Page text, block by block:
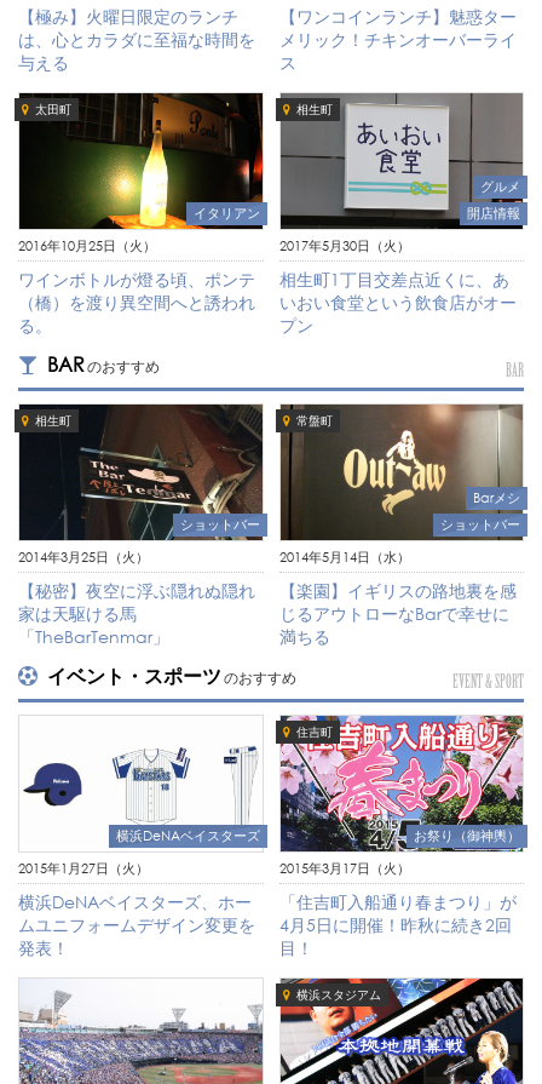
【極み】火曜日限定のランチ
は、心とカラダに至福な時間を
与える
【ワンコインランチ】魅惑ター
メリック！チキンオーバーライ
ス
太田町
イタリアン
2016年10月25日（火）
ワインボトルが燈る頃、ポンテ
（橋）を渡り異空間へと誘われ
る。
相生町
グルメ
開店情報
2017年5月30日（火）
相生町1丁目交差点近くに、あ
いおい食堂という飲食店がオー
プン
BARのおすすめ BAR
相生町
ショットバー
2014年3月25日（火）
【秘密】夜空に浮ぶ隠れぬ隠れ
家は天駆ける馬
「TheBarTenmar」
常盤町
Barメシ
ショットバー
2014年5月14日（水）
【楽園】イギリスの路地裏を感
じるアウトローなBarで幸せに
満ちる
イベント・スポーツ のおすすめ EVENT & SPORT
横浜DeNAベイスターズ
2015年1月27日（火）
横浜DeNAベイスターズ、ホー
ムユニフォームデザイン変更を
発表！
住吉町
お祭り（御神輿）
2015年3月17日（火）
「住吉町入船通り春まつり」が
4月5日に開催！昨秋に続き2回
目！
横浜スタジアム